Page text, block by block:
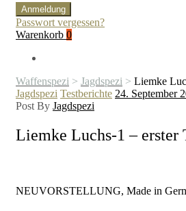
Anmeldung
Passwort vergessen?
Warenkorb 0
Waffenspezi > Jagdspezi > Liemke
Kategorien
Jagdspezi Testberichte 24. September
Post By Jagdspezi
Liemke Luchs-1 – erster
NEUVORSTELLUNG, Made in